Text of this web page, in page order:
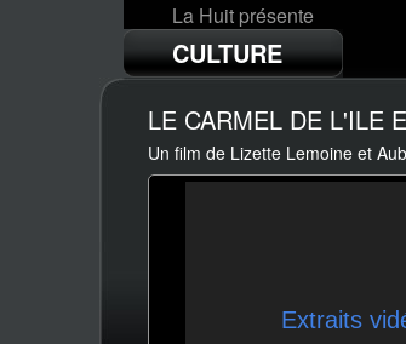
La Huit présente
CULTURE
LE CARMEL DE L'ILE
Un film de Lizette Lemoine et
Extraits